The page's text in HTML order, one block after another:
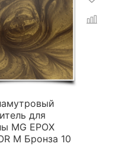
для
MG EPOX
M Бронза 10